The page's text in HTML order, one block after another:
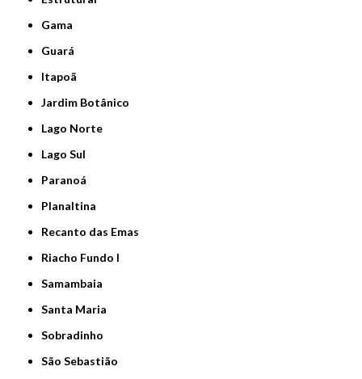
Gama
Guará
Itapoã
Jardim Botânico
Lago Norte
Lago Sul
Paranoá
Planaltina
Recanto das Emas
Riacho Fundo I
Samambaia
Santa Maria
Sobradinho
São Sebastião